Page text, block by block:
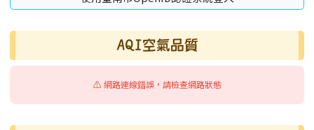
AQI空氣品質
⚠️ 網路連線錯誤，請檢查網路狀態